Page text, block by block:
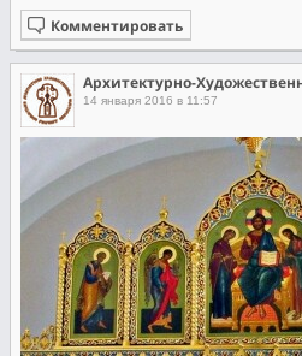
Комментировать
Архитектурно-
14 января 2016 в 11:57